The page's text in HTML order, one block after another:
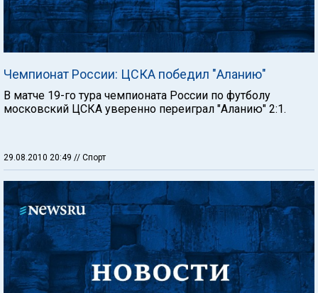
Чемпионат России: ЦСКА победил "Аланию"
В матче 19-го тура чемпионата России по футболу
московский ЦСКА уверенно переиграл "Аланию" 2:1.
29.08.2010 20:49 // Спорт